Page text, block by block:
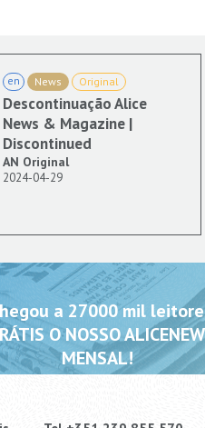
en News Original
Descontinuação Alice
News & Magazine |
Discontinued
AN Original
2024-04-29
a 27000 mil
O NOSSO
MENSAL!